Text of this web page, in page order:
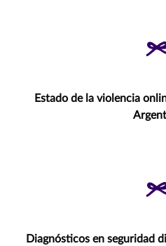
Estado de la violencia
Diagnósticos en seguridad